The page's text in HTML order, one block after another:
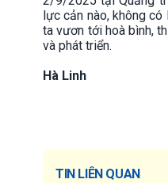
lực cản nào, không
ta vươn tới hoà bình,
và phát triển.
Hà Linh
TIN LIÊN QUAN